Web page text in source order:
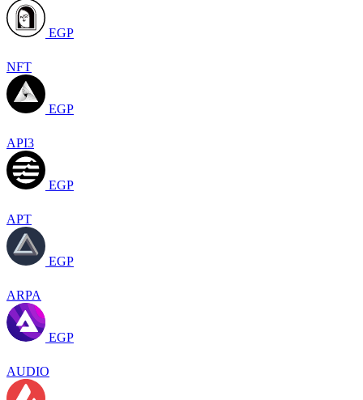
EGP
NFT
EGP
API3
EGP
APT
EGP
ARPA
EGP
AUDIO